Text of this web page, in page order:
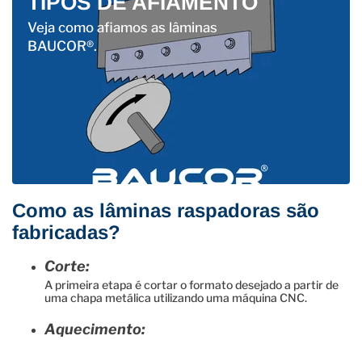
Veja como afiamos as lâminas
BAUCOR®.
Como as lâminas raspadoras são
fabricadas?
Corte:
A primeira etapa é cortar o formato desejado a partir de
uma chapa metálica utilizando uma máquina CNC.
Aquecimento: